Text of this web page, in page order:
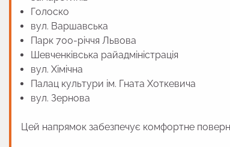
Голоско
вул. Варшавська
Парк 700-річчя Львова
Шевченківська райадміністрація
вул. Хімічна
Палац культури ім. Гната Хоткевича
вул. Зернова
Цей напрямок забезпечує комфортне